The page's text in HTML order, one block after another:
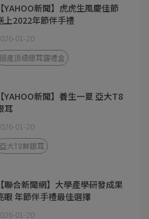
【YAHOO新聞】虎虎生風慶佳節
上2022年節伴手禮
01-20
國產頂級銀耳露禮盒
【YAHOO新聞】養生一夏 亞大T8
耳
01-20
亞大T8鮮銀耳
【聯合新聞網】大學產學研發成果
眼 年節伴手禮最佳選擇
01-20